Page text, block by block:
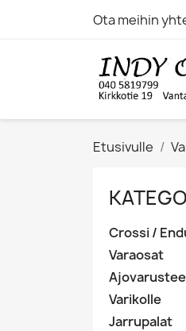
Ota meihin
Etusivulle
Crossi /
Varaosat
Varikolle
Jarrupalat